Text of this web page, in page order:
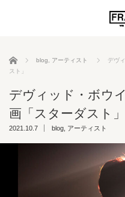
ホーム blog アーティスト
デヴ
スト」
デヴィッド・ボウ
画「スターダスト」
2021.10.7 blog アーティスト